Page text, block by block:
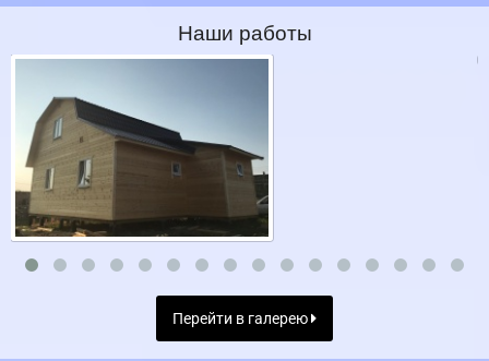
Наши работы
Перейти в галерею